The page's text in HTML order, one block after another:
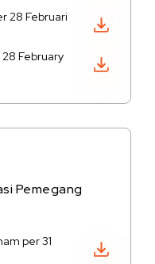
28 Februari
February
Pemegang
per 31